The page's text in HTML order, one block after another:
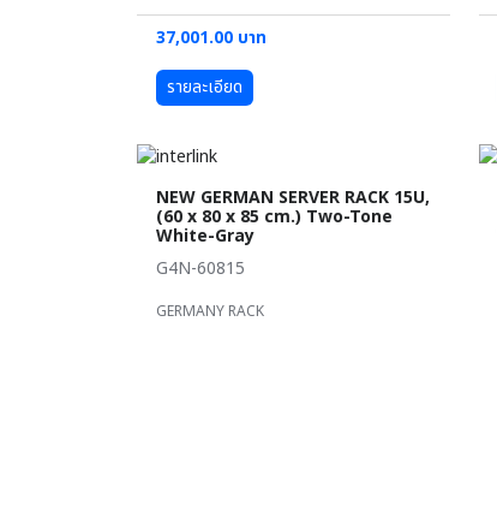
37,001.00 บาท
รายละเอียด
NEW GERMAN SERVER RACK 15U,
(60 x 80 x 85 cm.) Two-Tone
White-Gray
G4N-60815
GERMANY RACK